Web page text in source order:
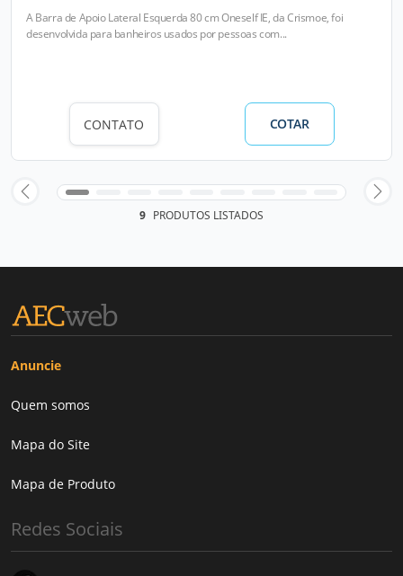
A Barra de Apoio Lateral Esquerda 80 cm Oneself IE, da Crismoe, foi
desenvolvida para banheiros usados por pessoas com...
CONTATO COTAR
9 PRODUTOS LISTADOS
Anuncie
Quem somos
Mapa do Site
Mapa de Produto
Redes Sociais